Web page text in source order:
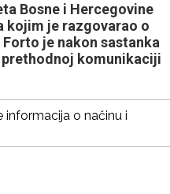
Bosne i Hercegovine
kojim je razgovarao o
je nakon sastanka
komunikaciji
informacija o načinu i